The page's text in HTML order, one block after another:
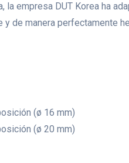
la empresa DUT Korea ha
y de manera perfectamente
(ø 16 mm)
(ø 20 mm)